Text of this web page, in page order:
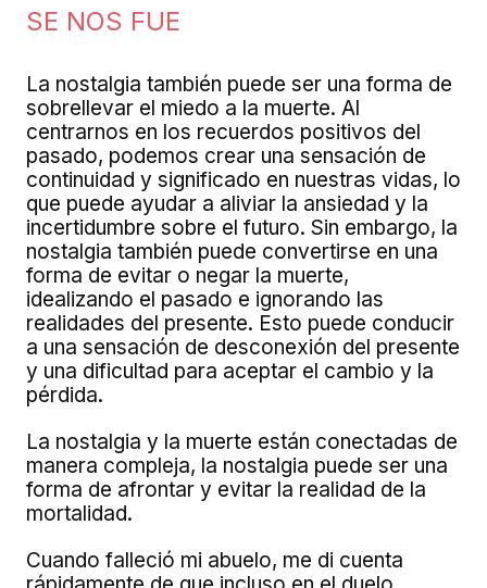
SE NOS FUE
La nostalgia también puede ser una forma de
sobrellevar el miedo a la muerte. Al
centrarnos en los recuerdos positivos del
pasado, podemos crear una sensación de
continuidad y significado en nuestras vidas, lo
que puede ayudar a aliviar la ansiedad y la
incertidumbre sobre el futuro. Sin embargo, la
nostalgia también puede convertirse en una
forma de evitar o negar la muerte,
idealizando el pasado e ignorando las
realidades del presente. Esto puede conducir
a una sensación de desconexión del presente
y una dificultad para aceptar el cambio y la
pérdida.
La nostalgia y la muerte están conectadas de
manera compleja, la nostalgia puede ser una
forma de afrontar y evitar la realidad de la
mortalidad.
Cuando falleció mi abuelo, me di cuenta